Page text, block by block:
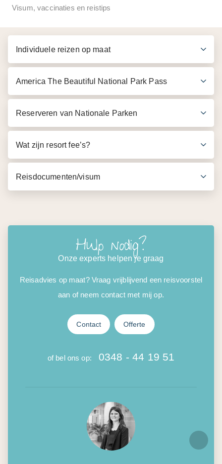
Everglades National Park
Airboat ride van 30 minuten
Wildlife Nature Show
Visum, vaccinaties en reistips
Individuele reizen op maat
America The Beautiful National Park Pass
Reserveren van Nationale Parken
Wat zijn resort fee’s?
Reisdocumenten/visum
Hulp nodig?
Onze experts helpen je graag
Reisadvies op maat? Vraag vrijblijvend een reisvoorstel
aan of neem contact met mij op.
Contact Offerte
of bel ons op: 0348 - 44 19 51